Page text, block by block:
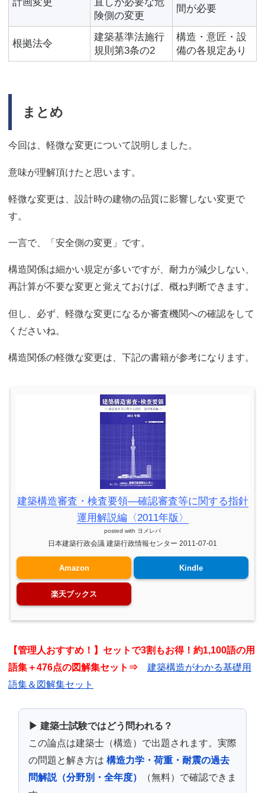
険側の変更
間が必要
根拠法令
建築基準法施行
規則第3条の2
構造・意匠・設
備の各規定あり
まとめ
今回は、軽微な変更について説明しました。
意味が理解頂けたと思います。
軽微な変更は、設計時の建物の品質に影響しない変更で
す。
一言で、「安全側の変更」です。
構造関係は細かい規定が多いですが、耐力が減少しない、
再計算が不要な変更と覚えておけば、概ね判断できます。
但し、必ず、軽微な変更になるか審査機関への確認をして
くださいね。
構造関係の軽微な変更は、下記の書籍が参考になります。
建築構造審査・検査要領―確認審査等に関する指針
運用解説編〈2011年版〉
posted with ヨメレバ
日本建築行政会議 建築行政情報センター 2011-07-01
Amazon Kindle
楽天ブックス
【管理人おすすめ！】セットで3割もお得！約1,100語の用
語集＋476点の図解集セット⇒ 建築構造がわかる基礎用
語集＆図解集セット
▶ 建築士試験ではどう問われる？
この論点は建築士（構造）で出題されます。実際
の問題と解き方は 構造力学・荷重・耐震の過去
問解説（分野別・全年度）
（無料）で確認できま